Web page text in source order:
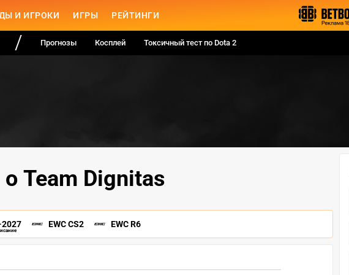
И ИГРОКИ ИГРЫ РЕЙТИНГИ
Прогнозы Косплей Токсичный тест по Dota 2
Team Dignitas
EWC CS2 EWC R6